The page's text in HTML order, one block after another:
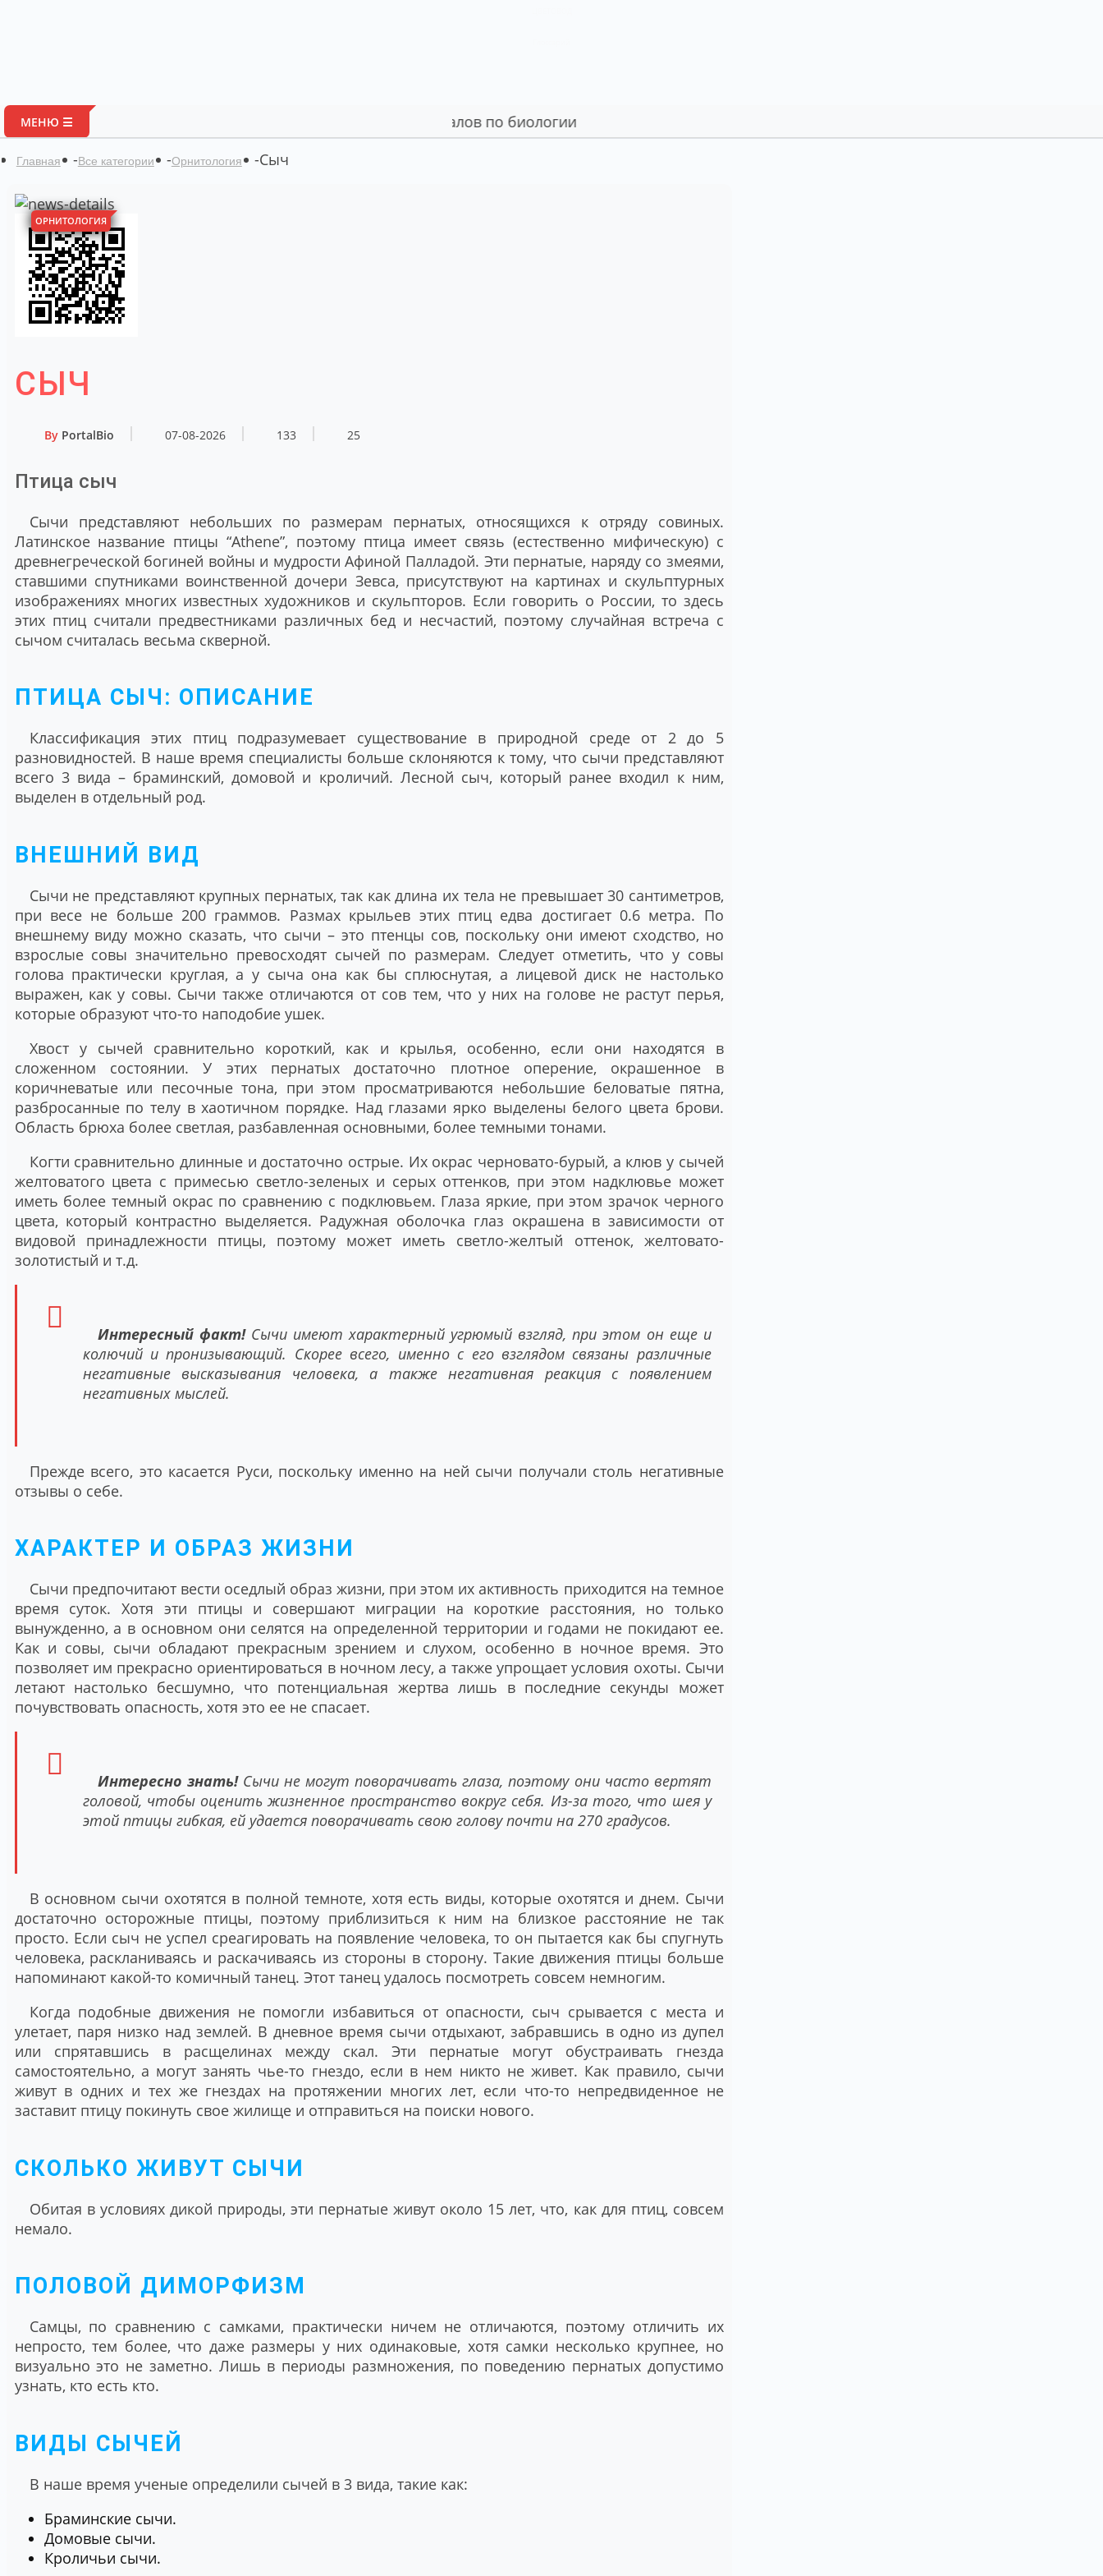
МЕНЮ ☰ Портал авторских материалов по биологии
Главная -Все категории -Орнитология -Сыч
ОРНИТОЛОГИЯ
СЫЧ
ByPortalBio 07-08-2026 133 25
Птица сыч
Сычи представляют небольших по размерам пернатых, относящихся к отряду совиных.
Латинское название птицы “Athene”, поэтому птица имеет связь (естественно мифическую) с
древнегреческой богиней войны и мудрости Афиной Палладой. Эти пернатые, наряду со змеями,
ставшими спутниками воинственной дочери Зевса, присутствуют на картинах и скульптурных
изображениях многих известных художников и скульпторов. Если говорить о России, то здесь
этих птиц считали предвестниками различных бед и несчастий, поэтому случайная встреча с
сычом считалась весьма скверной.
ПТИЦА СЫЧ: ОПИСАНИЕ
Классификация этих птиц подразумевает существование в природной среде от 2 до 5
разновидностей. В наше время специалисты больше склоняются к тому, что сычи представляют
всего 3 вида – браминский, домовой и кроличий. Лесной сыч, который ранее входил к ним,
выделен в отдельный род.
ВНЕШНИЙ ВИД
Сычи не представляют крупных пернатых, так как длина их тела не превышает 30 сантиметров,
при весе не больше 200 граммов. Размах крыльев этих птиц едва достигает 0.6 метра. По
внешнему виду можно сказать, что сычи – это птенцы сов, поскольку они имеют сходство, но
взрослые совы значительно превосходят сычей по размерам. Следует отметить, что у совы
голова практически круглая, а у сыча она как бы сплюснутая, а лицевой диск не настолько
выражен, как у совы. Сычи также отличаются от сов тем, что у них на голове не растут перья,
которые образуют что-то наподобие ушек.
Хвост у сычей сравнительно короткий, как и крылья, особенно, если они находятся в
сложенном состоянии. У этих пернатых достаточно плотное оперение, окрашенное в
коричневатые или песочные тона, при этом просматриваются небольшие беловатые пятна,
разбросанные по телу в хаотичном порядке. Над глазами ярко выделены белого цвета брови.
Область брюха более светлая, разбавленная основными, более темными тонами.
Когти сравнительно длинные и достаточно острые. Их окрас черновато-бурый, а клюв у сычей
желтоватого цвета с примесью светло-зеленых и серых оттенков, при этом надклювье может
иметь более темный окрас по сравнению с подклювьем. Глаза яркие, при этом зрачок черного
цвета, который контрастно выделяется. Радужная оболочка глаз окрашена в зависимости от
видовой принадлежности птицы, поэтому может иметь светло-желтый оттенок, желтовато-
золотистый и т.д.
Интересный факт!Сычи имеют характерный угрюмый взгляд, при этом он еще и
колючий и пронизывающий. Скорее всего, именно с его взглядом связаны различные
негативные высказывания человека, а также негативная реакция с появлением
негативных мыслей.
Прежде всего, это касается Руси, поскольку именно на ней сычи получали столь негативные
отзывы о себе.
ХАРАКТЕР И ОБРАЗ ЖИЗНИ
Сычи предпочитают вести оседлый образ жизни, при этом их активность приходится на темное
время суток. Хотя эти птицы и совершают миграции на короткие расстояния, но только
вынужденно, а в основном они селятся на определенной территории и годами не покидают ее.
Как и совы, сычи обладают прекрасным зрением и слухом, особенно в ночное время. Это
позволяет им прекрасно ориентироваться в ночном лесу, а также упрощает условия охоты. Сычи
летают настолько бесшумно, что потенциальная жертва лишь в последние секунды может
почувствовать опасность, хотя это ее не спасает.
Интересно знать!Сычи не могут поворачивать глаза, поэтому они часто вертят
головой, чтобы оценить жизненное пространство вокруг себя. Из-за того, что шея у
этой птицы гибкая, ей удается поворачивать свою голову почти на 270 градусов.
В основном сычи охотятся в полной темноте, хотя есть виды, которые охотятся и днем. Сычи
достаточно осторожные птицы, поэтому приблизиться к ним на близкое расстояние не так
просто. Если сыч не успел среагировать на появление человека, то он пытается как бы спугнуть
человека, раскланиваясь и раскачиваясь из стороны в сторону. Такие движения птицы больше
напоминают какой-то комичный танец. Этот танец удалось посмотреть совсем немногим.
Когда подобные движения не помогли избавиться от опасности, сыч срывается с места и
улетает, паря низко над землей. В дневное время сычи отдыхают, забравшись в одно из дупел
или спрятавшись в расщелинах между скал. Эти пернатые могут обустраивать гнезда
самостоятельно, а могут занять чье-то гнездо, если в нем никто не живет. Как правило, сычи
живут в одних и тех же гнездах на протяжении многих лет, если что-то непредвиденное не
заставит птицу покинуть свое жилище и отправиться на поиски нового.
СКОЛЬКО ЖИВУТ СЫЧИ
Обитая в условиях дикой природы, эти пернатые живут около 15 лет, что, как для птиц, совсем
немало.
ПОЛОВОЙ ДИМОРФИЗМ
Самцы, по сравнению с самками, практически ничем не отличаются, поэтому отличить их
непросто, тем более, что даже размеры у них одинаковые, хотя самки несколько крупнее, но
визуально это не заметно. Лишь в периоды размножения, по поведению пернатых допустимо
узнать, кто есть кто.
ВИДЫ СЫЧЕЙ
В наше время ученые определили сычей в 3 вида, такие как:
Браминские сычи.
Домовые сычи.
Кроличьи сычи.